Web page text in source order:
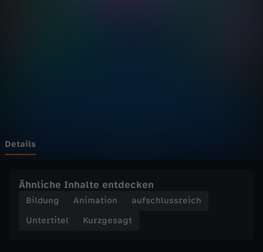
a
I
Details
Ähnliche Inhalte entdecken
Bildung Animation
aufschlussreich
Untertitel
Kurzgesagt